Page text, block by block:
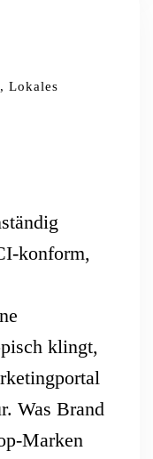
Lokales
konform,
klingt,
Was Brand
Marken